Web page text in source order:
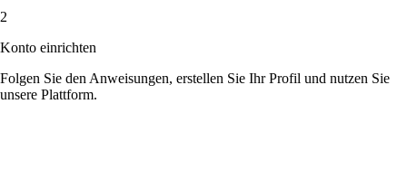
2
Konto einrichten
Folgen Sie den Anweisungen, erstellen Sie Ihr Profil und nutzen Sie
unsere Plattform.